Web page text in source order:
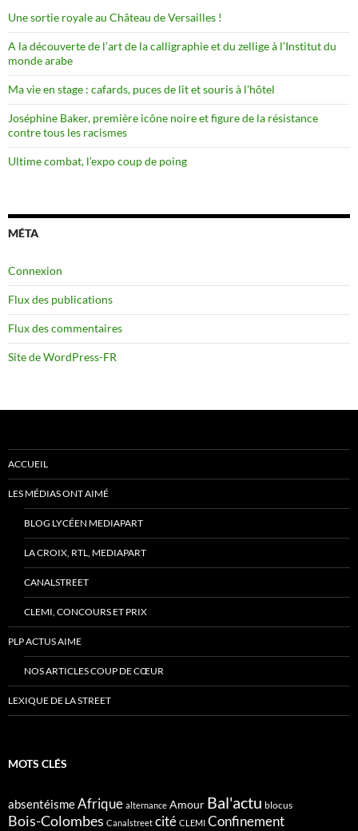
Une sortie royale au Château de Versailles !
A la découverte de l’art de la calligraphie et du zellige à l’Institut du
monde arabe
Ma vie en stage : cafards, puces de lit et souris à l’hôtel
Joséphine Baker, première icône noire et figure de la résistance
contre tous les racismes
Ultime combat, l’expo coup de poing
MÉTA
Connexion
Flux des publications
Flux des commentaires
Site de WordPress-FR
ACCUEIL
LES MÉDIAS ONT AIMÉ
BLOG LYCÉEN MEDIAPART
LA CROIX, RTL, MEDIAPART
CANALSTREET
CLEMI, CONCOURS ET PRIX
PLP ACTUS AIME
NOS ARTICLES COUP DE CŒUR
LEXIQUE DE LA STREET
MOTS CLÉS
absentéismeAfrique alternance Amour Bal'actu blocus
Bois-Colombes Canalstreet cité CLEMI Confinement